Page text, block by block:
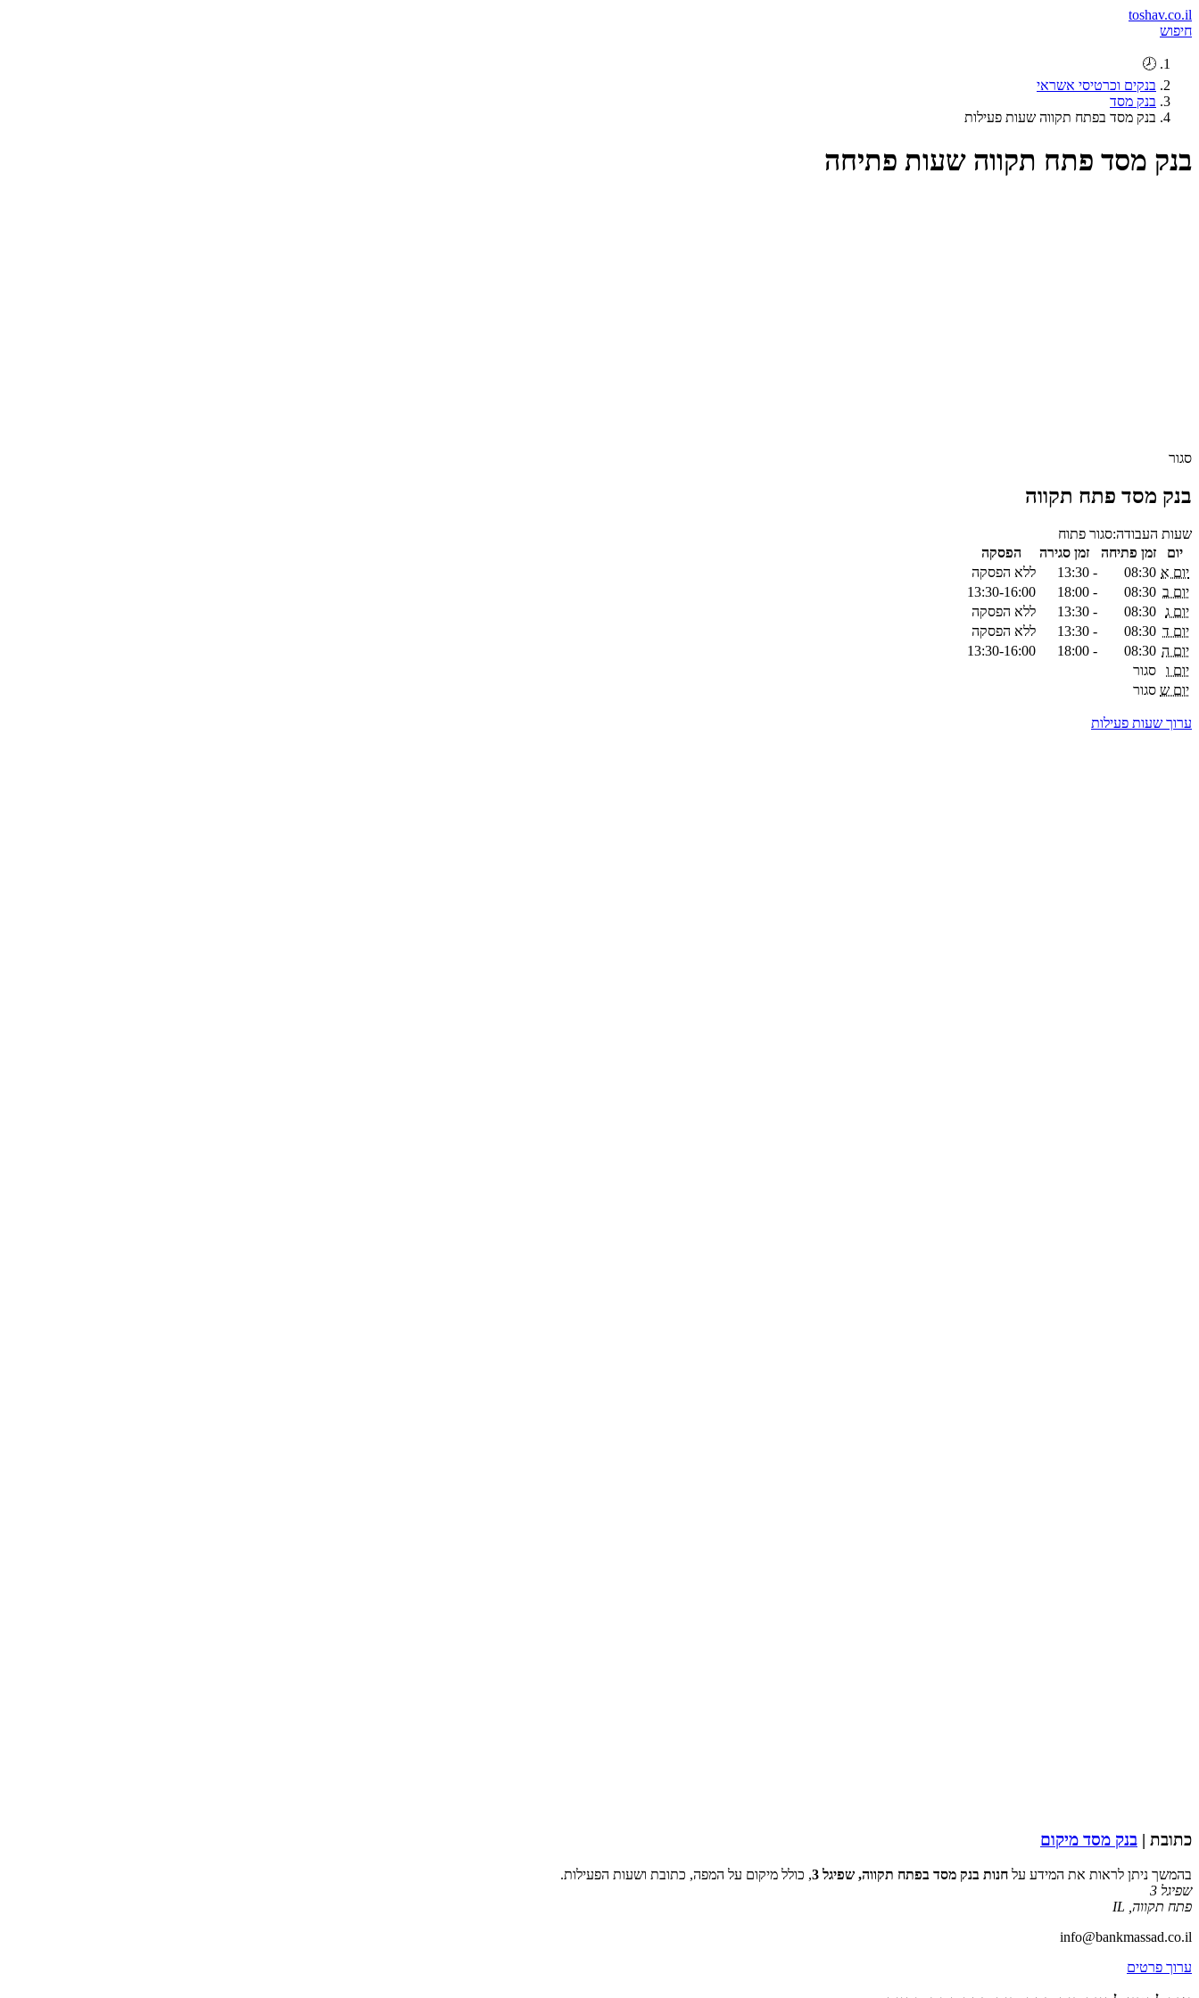
toshav.co.il
חיפוש
🕗
בנקים וכרטיסי אשראי
בנק מסד
בנק מסד בפתח תקווה שעות פעילות
בנק מסד פתח תקווה שעות פתיחה
סגור
בנק מסד פתח תקווה
שעות העבודה:סגור פתוח
יום
זמן פתיחה זמן סגירה
הפסקה
יום א 08:30
-
13:30
ללא הפסקה
יום ב 08:30
-
18:00
13:30-16:00
יום ג 08:30
-
13:30
ללא הפסקה
יום ד 08:30
-
13:30
ללא הפסקה
יום ה 08:30
-
18:00
13:30-16:00
יום ו
סגור
יום ש סגור
ערוך שעות פעילות
כתובת | בנק מסד מיקום
בהמשך ניתן לראות את המידע על חנות בנק מסד בפתח תקווה, שפיגל 3
, כולל מיקום על המפה, כתובת ושעות הפעילות.
שפיגל 3
פתח תקווה IL
info@bankmassad.co.il
ערוך פרטים